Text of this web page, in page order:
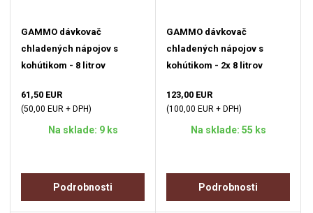
GAMMO dávkovač
chladených nápojov s
kohútikom - 8 litrov
61,50 EUR
(50,00 EUR + DPH)
Na sklade: 9 ks
Podrobnosti
GAMMO dávkovač
chladených nápojov s
kohútikom - 2x 8 litrov
123,00 EUR
(100,00 EUR + DPH)
Na sklade: 55 ks
Podrobnosti